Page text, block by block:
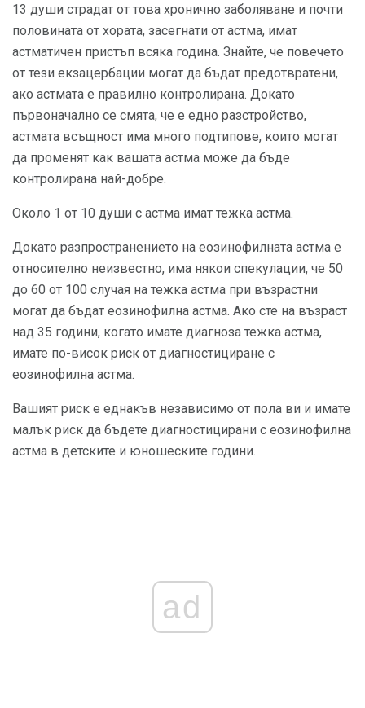
13 души страдат от това хронично заболяване и почти
половината от хората, засегнати от астма, имат
астматичен пристъп всяка година. Знайте, че повечето
от тези екзацербации могат да бъдат предотвратени,
ако астмата е правилно контролирана. Докато
първоначално се смята, че е едно разстройство,
астмата всъщност има много подтипове, които могат
да променят как вашата астма може да бъде
контролирана най-добре.
Около 1 от 10 души с астма имат тежка астма.
Докато разпространението на еозинофилната астма е
относително неизвестно, има някои спекулации, че 50
до 60 от 100 случая на тежка астма при възрастни
могат да бъдат еозинофилна астма. Ако сте на възраст
над 35 години, когато имате диагноза тежка астма,
имате по-висок риск от диагностициране с
еозинофилна астма.
Вашият риск е еднакъв независимо от пола ви и имате
малък риск да бъдете диагностицирани с еозинофилна
астма в детските и юношеските години.
ad